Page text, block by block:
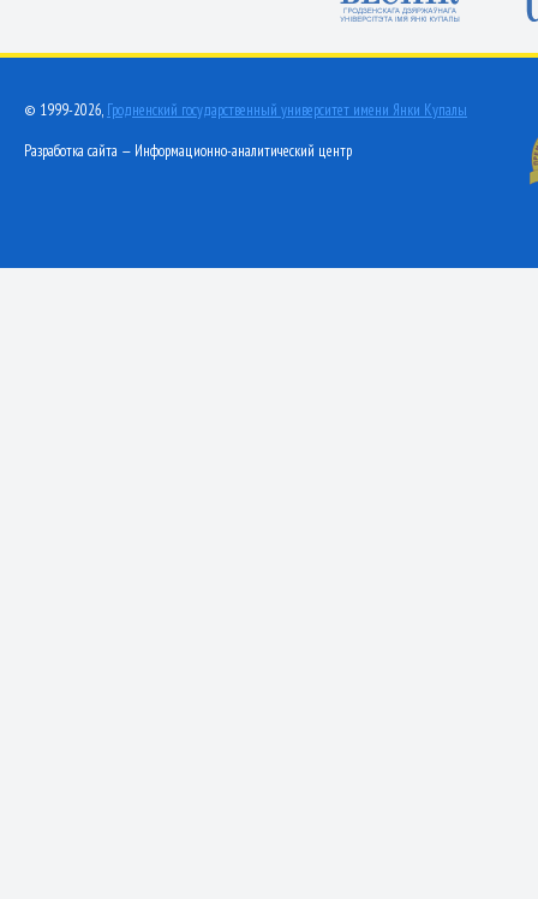
© 1999-2026, Гродненский государственный университет имени Янки Купалы
Разработка сайта — Информационно-аналитический центр